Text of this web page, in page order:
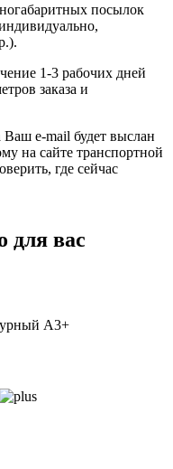
посылок
1-3 рабочих дней
заказа и
Ваш e-mail будет выслан
на сайте транспортной
где сейчас
для вас
А3+